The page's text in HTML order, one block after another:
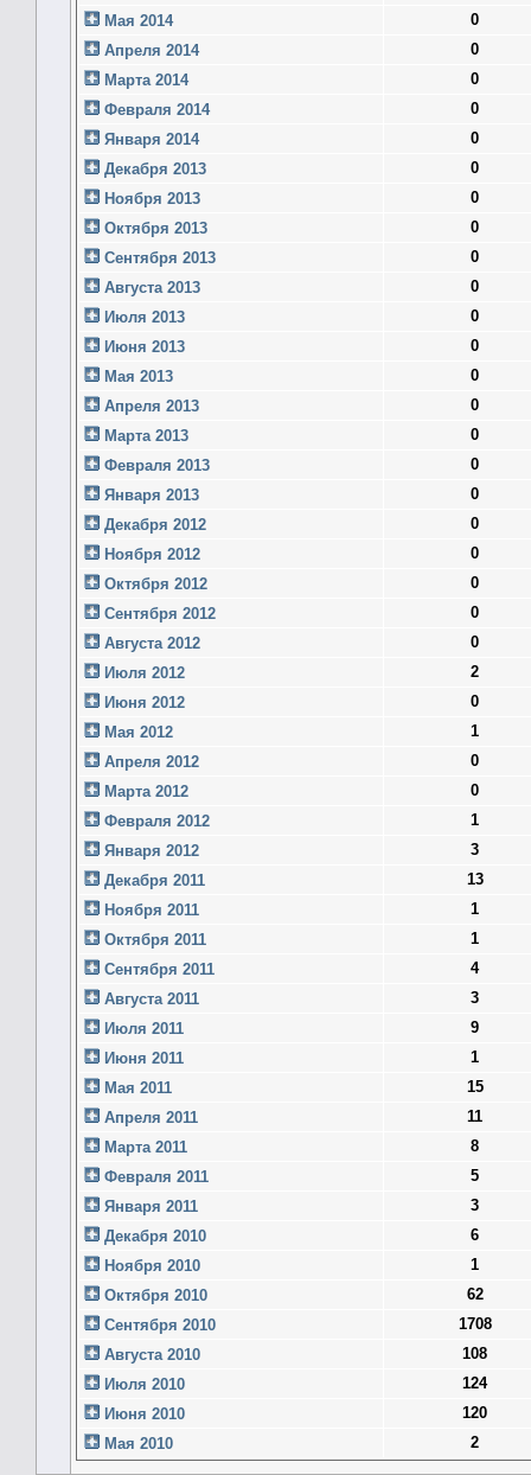
Мая 2014
0
Апреля 2014
0
Марта 2014
0
Февраля 2014
0
Января 2014
0
Декабря 2013
0
Ноября 2013
0
Октября 2013
0
Сентября 2013
0
Августа 2013
0
Июля 2013
0
Июня 2013
0
Мая 2013
0
Апреля 2013
0
Марта 2013
0
Февраля 2013
0
Января 2013
0
Декабря 2012
0
Ноября 2012
0
Октября 2012
0
Сентября 2012
0
Августа 2012
0
Июля 2012
2
Июня 2012
0
Мая 2012
1
Апреля 2012
0
Марта 2012
0
Февраля 2012
1
Января 2012
3
Декабря 2011
13
Ноября 2011
1
Октября 2011
1
Сентября 2011
4
Августа 2011
3
Июля 2011
9
Июня 2011
1
Мая 2011
15
Апреля 2011
11
Марта 2011
8
Февраля 2011
5
Января 2011
3
Декабря 2010
6
Ноября 2010
1
Октября 2010
62
Сентября 2010
1708
Августа 2010
108
Июля 2010
124
Июня 2010
120
Мая 2010
2